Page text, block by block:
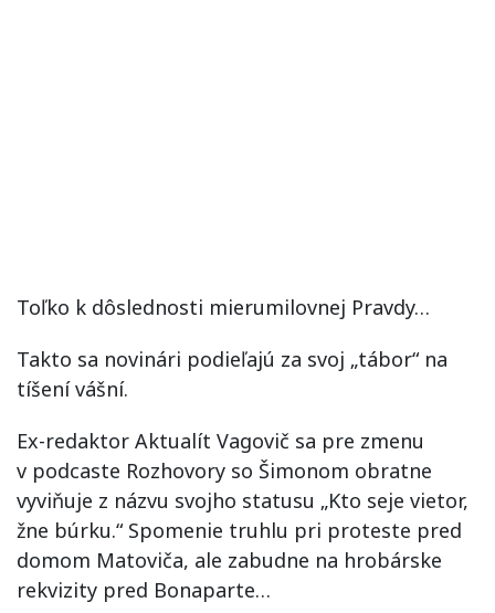
Toľko k dôslednosti mierumilovnej Pravdy…
Takto sa novinári podieľajú za svoj „tábor“ na
tíšení vášní.
Ex-redaktor Aktualít Vagovič sa pre zmenu
v podcaste Rozhovory so Šimonom obratne
vyviňuje z názvu svojho statusu „Kto seje vietor,
žne búrku.“ Spomenie truhlu pri proteste pred
domom Matoviča, ale zabudne na hrobárske
rekvizity pred Bonaparte…